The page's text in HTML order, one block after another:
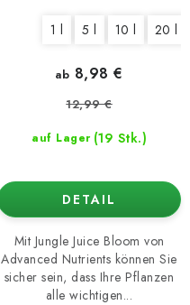
10 l1 l 5 l 10 l 20 l
auf Lager (19 Stk.)
ab 8,98 €
12,99 €
DETAIL
Mit Jungle Juice Bloom von
Advanced Nutrients können Sie
sicher sein, dass Ihre Pflanzen
alle wichtigen...